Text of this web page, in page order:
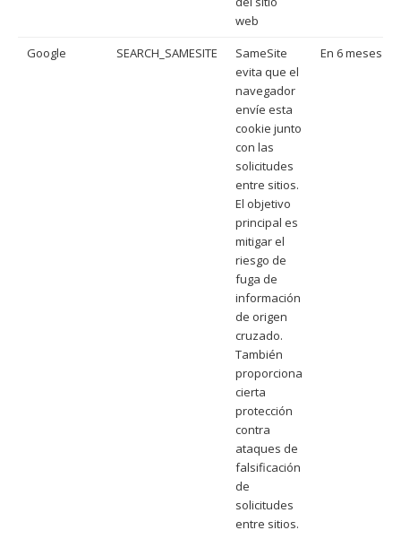
web
Google SEARCH_SAMESITE
SameSite
evita que el
navegador
envíe esta
cookie junto
con las
solicitudes
entre sitios.
El objetivo
principal es
mitigar el
riesgo de
fuga de
información
de origen
cruzado.
También
proporciona
cierta
protección
contra
ataques de
falsificación
de
solicitudes
entre sitios.
En 6 meses